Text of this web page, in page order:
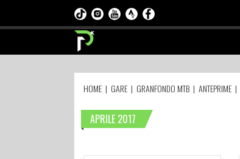
HOME | GARE | GRANFONDO MTB | ANTEPRIME |
APRILE 2017